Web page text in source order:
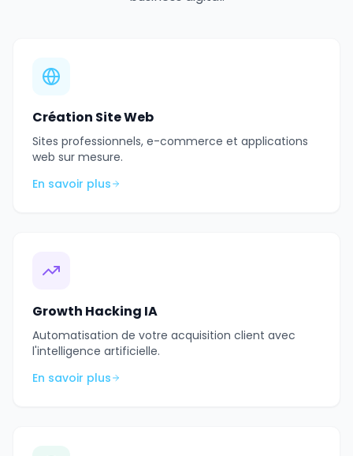
Création Site Web
Sites professionnels, e-commerce et applications
web sur mesure.
En savoir plus
Growth Hacking IA
Automatisation de votre acquisition client avec
l'intelligence artificielle.
En savoir plus